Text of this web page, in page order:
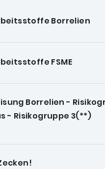
Borrelien
FSME
Borrelien -
- Risikogruppe 3(**)